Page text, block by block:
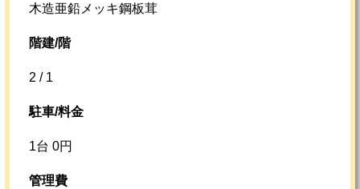
木造亜鉛メッキ鋼板茸
階建/階
2 / 1
駐車/料金
1台 0円
管理費